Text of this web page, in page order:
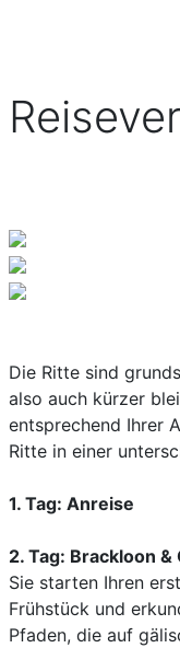
Die Ritte sind
also auch kürzer
entsprechend Ihrer
Ritte in einer
1. Tag: Anreise
2. Tag: Brackloon
Sie starten Ihren
Frühstück und
Pfaden, die auf